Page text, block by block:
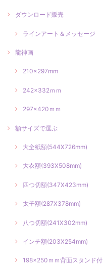
ダウンロード販売
ラインアート＆メッセージ
龍神画
210×297mm
242×332ｍｍ
297×420ｍｍ
額サイズで選ぶ
大全紙額(544X726mm)
大衣額(393X508mm)
四つ切額(347X423mm)
太子額(287X378mm)
八つ切額(241X302mm)
インチ額(203X254mm)
198×250ｍｍ背面スタンド付